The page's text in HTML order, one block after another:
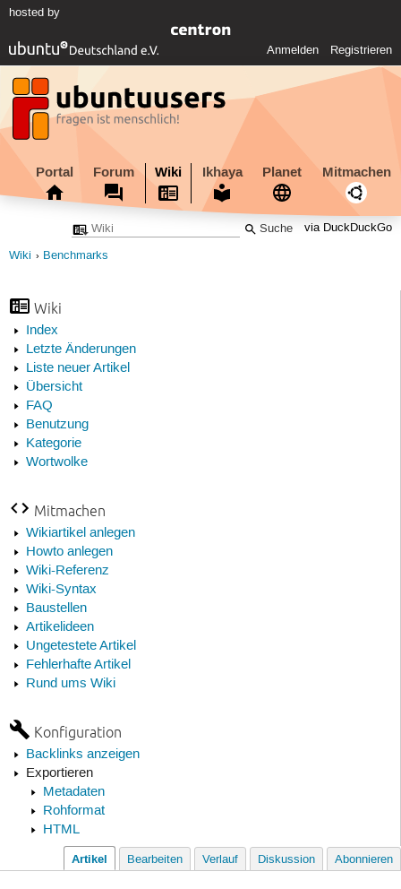
hosted by
Anmelden Registrieren
Portal Forum Wiki Ikhaya Planet Mitmachen
via DuckDuckGo
Wiki Benchmarks
Wiki
Index
Letzte Änderungen
Liste neuer Artikel
Übersicht
FAQ
Benutzung
Kategorie
Wortwolke
Mitmachen
Wikiartikel anlegen
Howto anlegen
Wiki-Referenz
Wiki-Syntax
Baustellen
Artikelideen
Ungetestete Artikel
Fehlerhafte Artikel
Rund ums Wiki
Konfiguration
Backlinks anzeigen
Exportieren
Metadaten
Rohformat
HTML
Artikel Bearbeiten Verlauf Diskussion Abonnieren